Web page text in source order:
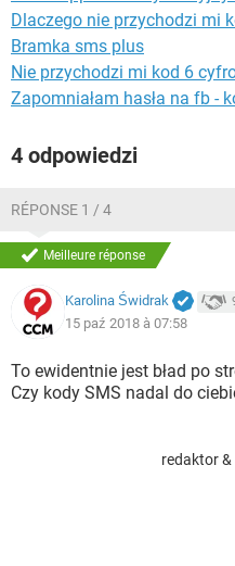
Dlaczego nie przychodzi mi
Bramka sms plus
Nie przychodzi mi kod 6
Zapomniałam hasła na fb -
4 odpowiedzi
RÉPONSE 1 / 4
Meilleure réponse
Karolina Świdrak
15 paź 2018 à 07:58
To ewidentnie jest bład po
Czy kody SMS nadal do
redaktor &